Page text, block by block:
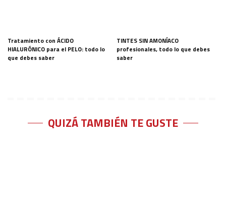
Tratamiento con ÁCIDO
HIALURÓNICO para el PELO: todo lo
que debes saber
TINTES SIN AMONÍACO
profesionales, todo lo que debes
saber
QUIZÁ TAMBIÉN TE GUSTE